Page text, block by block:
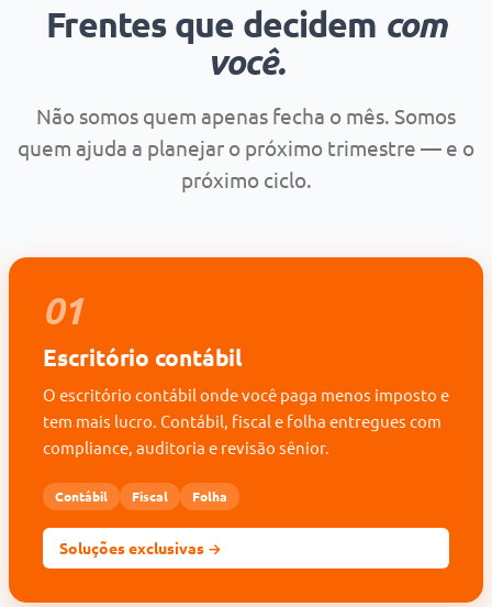
Frentes que decidem com
você.
Não somos quem apenas fecha o mês. Somos
quem ajuda a planejar o próximo trimestre — e o
próximo ciclo.
01
Escritório contábil
O escritório contábil onde você paga menos imposto e
tem mais lucro. Contábil, fiscal e folha entregues com
compliance, auditoria e revisão sênior.
Contábil Fiscal Folha
Soluções exclusivas →